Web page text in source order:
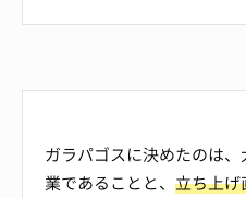
ガラパゴスに決めたのは
業であることと、 立ち上げ